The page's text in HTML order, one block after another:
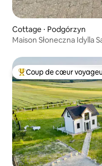
Cottage ⋅ Podgórzyn
Coups de cœur
Coup de cœur